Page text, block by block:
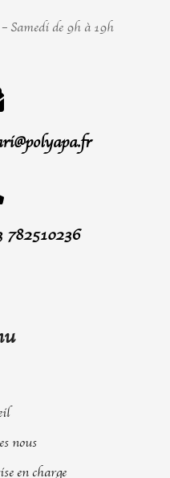
de 9h à 19h
782510236
nous
en charge